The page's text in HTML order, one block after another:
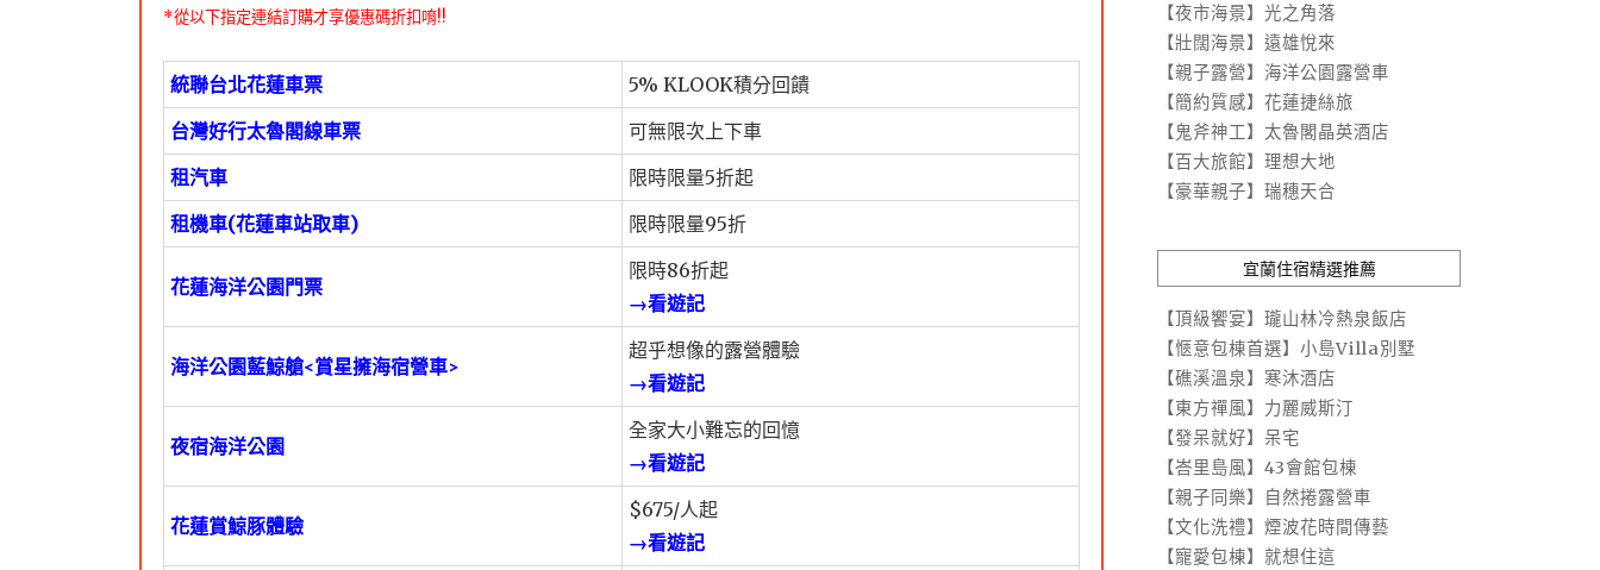
*從以下指定連結訂購才享優惠碼折扣唷!!
統聯台北花蓮車票
5% KLOOK積分回饋
台灣好行太魯閣線車票
可無限次上下車
租汽車
限時限量5折起
租機車(花蓮車站取車)
限時限量95折
花蓮海洋公園門票
限時86折起
→看遊記
海洋公園藍鯨艙<賞星擁海宿營車>
超乎想像的露營體驗
→看遊記
夜宿海洋公園
全家大小難忘的回憶
→看遊記
花蓮賞鯨豚體驗
$675/人起
→看遊記
【夜市海景】光之角落
【壯闊海景】遠雄悅來
【親子露營】海洋公園露營車
【簡約質感】花蓮捷絲旅
【鬼斧神工】太魯閣晶英酒店
【百大旅館】理想大地
【豪華親子】瑞穗天合
宜蘭住宿精選推薦
【頂級饗宴】瓏山林冷熱泉飯店
【愜意包棟首選】小島Villa別墅
【礁溪溫泉】寒沐酒店
【東方禪風】力麗威斯汀
【發呆就好】呆宅
【峇里島風】43會館包棟
【親子同樂】自然捲露營車
【文化洗禮】煙波花時間傳藝
【寵愛包棟】就想住這